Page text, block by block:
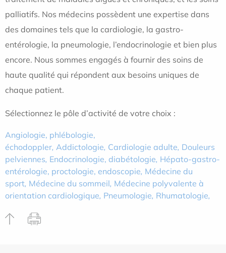
palliatifs. Nos médecins possèdent une expertise dans
des domaines tels que la cardiologie, la gastro-
entérologie, la pneumologie, l’endocrinologie et bien plus
encore. Nous sommes engagés à fournir des soins de
haute qualité qui répondent aux besoins uniques de
chaque patient.
Sélectionnez le pôle d’activité de votre choix :
Angiologie, phlébologie,
échodoppler, Addictologie, Cardiologie adulte, Douleurs
pelviennes, Endocrinologie, diabétologie, Hépato-gastro-
entérologie, proctologie, endoscopie, Médecine du
sport, Médecine du sommeil, Médecine polyvalente à
orientation cardiologique, Pneumologie, Rhumatologie,